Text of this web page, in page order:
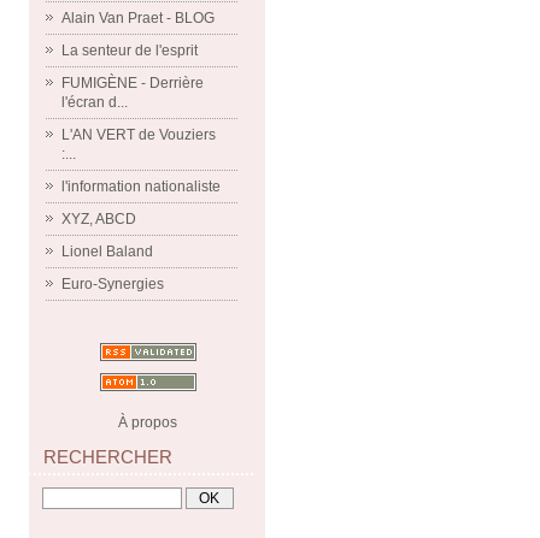
Alain Van Praet - BLOG
La senteur de l'esprit
FUMIGÈNE - Derrière
l'écran d...
L'AN VERT de Vouziers
:...
l'information nationaliste
XYZ, ABCD
Lionel Baland
Euro-Synergies
À propos
RECHERCHER